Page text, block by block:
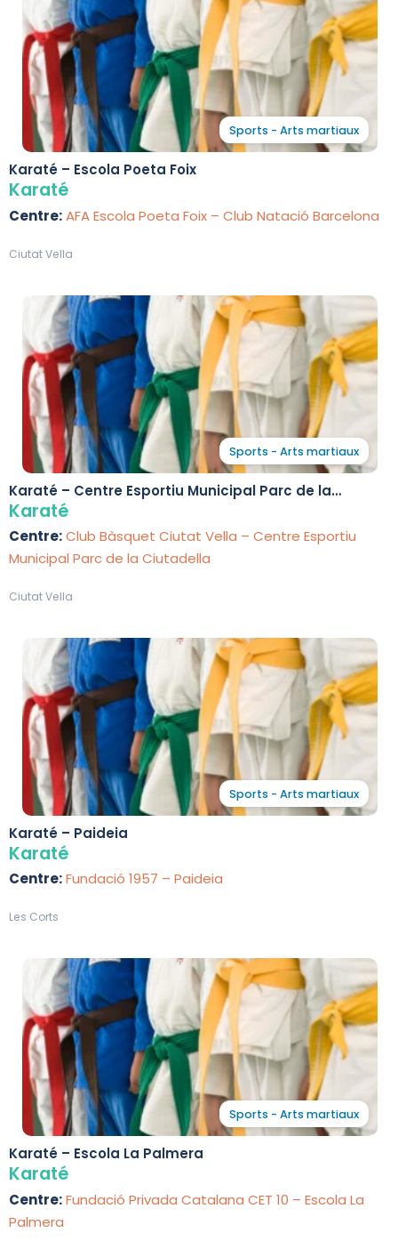
Sports - Arts martiaux
Karaté – Escola Poeta Foix
Karaté
Centre:AFA Escola Poeta Foix – Club Natació Barcelona
Ciutat Vella
Sports - Arts martiaux
Karaté – Centre Esportiu Municipal Parc de la
Ciutadella
Karaté
Centre:Club Bàsquet Ciutat Vella – Centre Esportiu
Municipal Parc de la Ciutadella
Ciutat Vella
Sports - Arts martiaux
Karaté – Paideia
Karaté
Centre:Fundació 1957 – Paideia
Les Corts
Sports - Arts martiaux
Karaté – Escola La Palmera
Karaté
Centre:Fundació Privada Catalana CET 10 – Escola La
Palmera